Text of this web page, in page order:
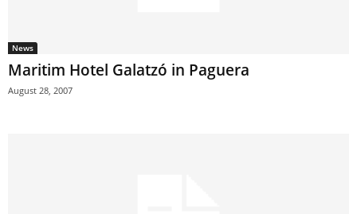
News
Maritim Hotel Galatzó in Paguera
August 28, 2007